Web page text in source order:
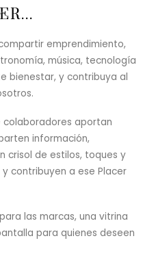
Back
Top
emprendimiento,
música, tecnología
bienestar, y contribuya al
colaboradores aportan
información,
crisol de estilos, toques y
contribuyen a ese Placer
las marcas, una vitrina
para quienes deseen